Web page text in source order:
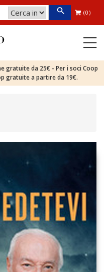
(0)
gratuite da 25€ - Per i soci Coop
gratuite a partire da 19€.